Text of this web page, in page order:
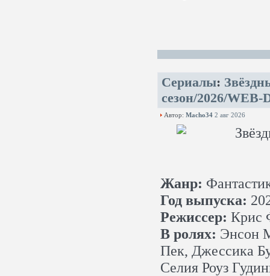
Сериалы:
сезон/2026/WEB-
Автор: Macho34 2 авг 2026
Жанр:
Год выпуска:
Режиссер: Крис
В ролях: Энсон
Пек, Джессика
Селия Роуз